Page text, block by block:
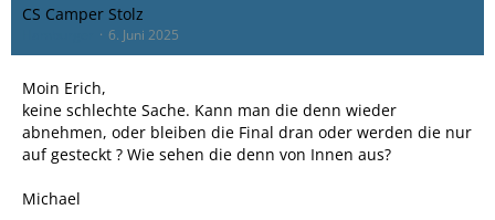
CS Camper Stolz
6. Juni 2025
Moin Erich,
keine schlechte Sache. Kann man die denn wieder
abnehmen, oder bleiben die Final dran oder werden die nur
auf gesteckt ? Wie sehen die denn von Innen aus?
Michael